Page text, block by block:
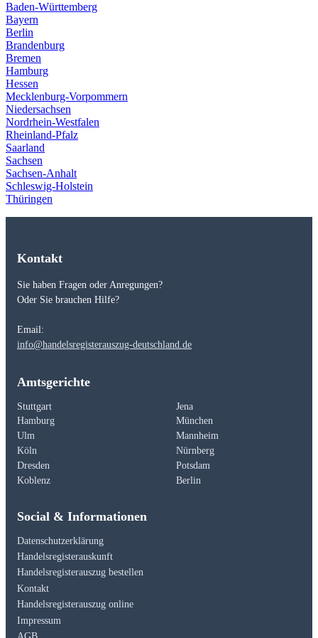
Baden-Württemberg
Bayern
Berlin
Brandenburg
Bremen
Hamburg
Hessen
Mecklenburg-Vorpommern
Niedersachsen
Nordrhein-Westfalen
Rheinland-Pfalz
Saarland
Sachsen
Sachsen-Anhalt
Schleswig-Holstein
Thüringen
Kontakt
Sie haben Fragen oder Anregungen?
Oder Sie brauchen Hilfe?
Email:
info@handelsregisterauszug-deutschland.de
Amtsgerichte
Stuttgart
Jena
Hamburg
München
Ulm
Mannheim
Köln
Nürnberg
Dresden
Potsdam
Koblenz
Berlin
Social & Informationen
Datenschutzerklärung
Handelsregisterauskunft
Handelsregisterauszug bestellen
Kontakt
Handelsregisterauszug online
Impressum